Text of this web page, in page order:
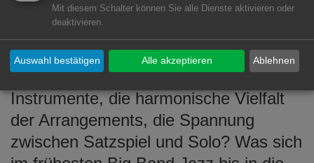
BIG BAND
Stigers Ist es das Prestige der großen
Besetzung, das Funkeln der
Instrumente, die harmonische Vielfalt
der Arrangements, die Spannung
zwischen Satzspiel und Solo? Was sich
Mit diesem Schalter können Sie alle Dienste aktivieren oder
deaktivieren.
Ablehnen
Auswahl bestätigen Alle akzeptieren